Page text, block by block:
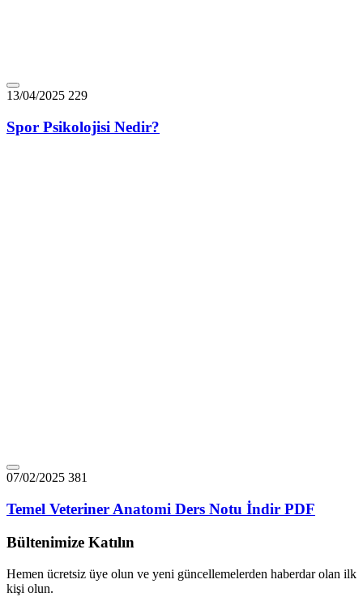
13/04/2025 229
Spor Psikolojisi Nedir?
07/02/2025 381
Temel Veteriner Anatomi Ders Notu İndir PDF
Bültenimize Katılın
Hemen ücretsiz üye olun ve yeni güncellemelerden haberdar olan ilk
kişi olun.